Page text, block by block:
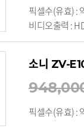
픽셀수(유효) :
비디오출력 :
소니 ZV-
픽셀수(유효) :